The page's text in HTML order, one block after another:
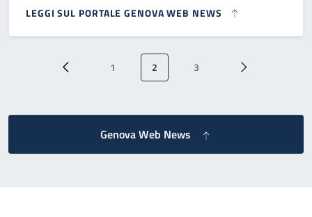
LEGGI SUL PORTALE GENOVA WEB NEWS
Paginazione
Pagina precedente
Pagina
1 Pagina attuale
2 Pagina
3 Pagina
Genova Web News